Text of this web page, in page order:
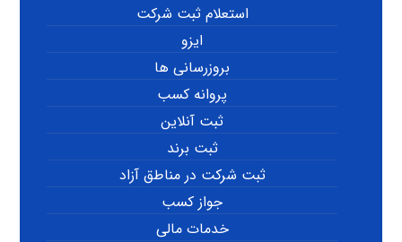
استعلام ثبت شرکت
ایزو
بروزرسانی ها
پروانه کسب
ثبت آنلاین
ثبت برند
ثبت شرکت در مناطق آزاد
جواز کسب
خدمات مالی